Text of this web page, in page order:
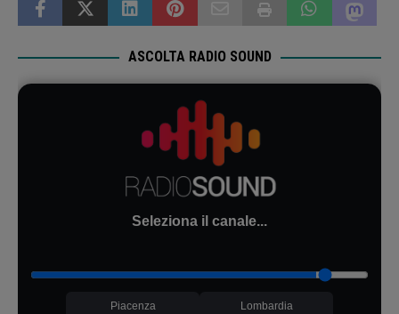
ASCOLTA RADIO SOUND
Seleziona il canale...
Piacenza Lombardia